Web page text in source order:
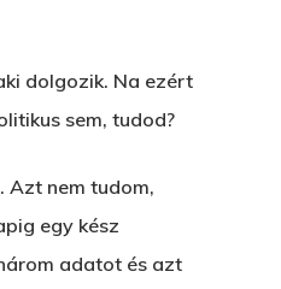
dolgozik. Na ezért
sem, tudod?
Azt nem tudom,
egy kész
adatot és azt